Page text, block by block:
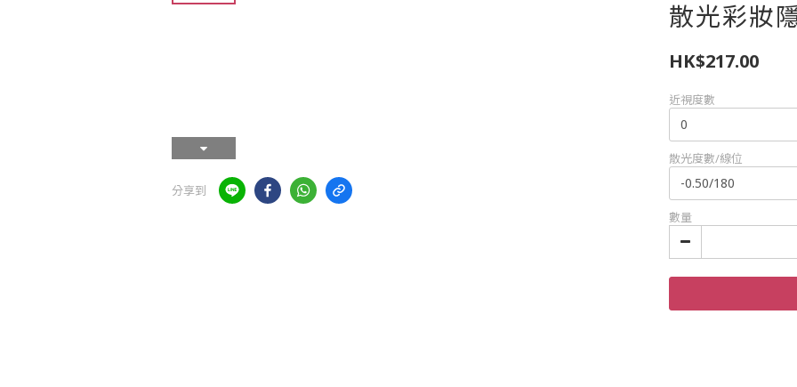
分享到
散光彩妝
HK$217.00
近視度數
散光度數/線位
數量